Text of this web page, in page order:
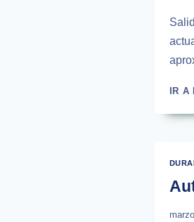
IR A